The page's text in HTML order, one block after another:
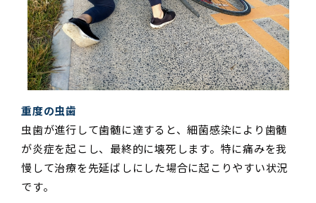
重度の虫歯
虫歯が進行して歯髄に達すると、細菌感染により歯髄
が炎症を起こし、最終的に壊死します。特に痛みを我
慢して治療を先延ばしにした場合に起こりやすい状況
です。